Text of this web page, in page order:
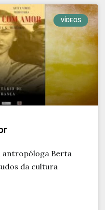
VÍDEOS
antropóloga Berta
da cultura